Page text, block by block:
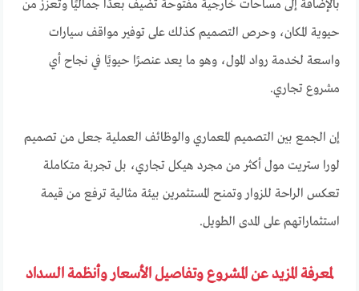
بالإضافة إلى مساحات خارجية مفتوحة تضيف بعدًا جماليًا وتعزز من
حيوية المكان، وحرص التصميم كذلك على توفير مواقف سيارات
واسعة لخدمة رواد المول، وهو ما يعد عنصرًا حيويًا في نجاح أي
مشروع تجاري.
إن الجمع بين التصميم المعماري والوظائف العملية جعل من تصميم
لورا ستريت مول أكثر من مجرد هيكل تجاري، بل تجربة متكاملة
تعكس الراحة للزوار وتمنح المستثمرين بيئة مثالية ترفع من قيمة
استثماراتهم على المدى الطويل.
لمعرفة المزيد عن المشروع وتفاصيل الأسعار وأنظمة السداد